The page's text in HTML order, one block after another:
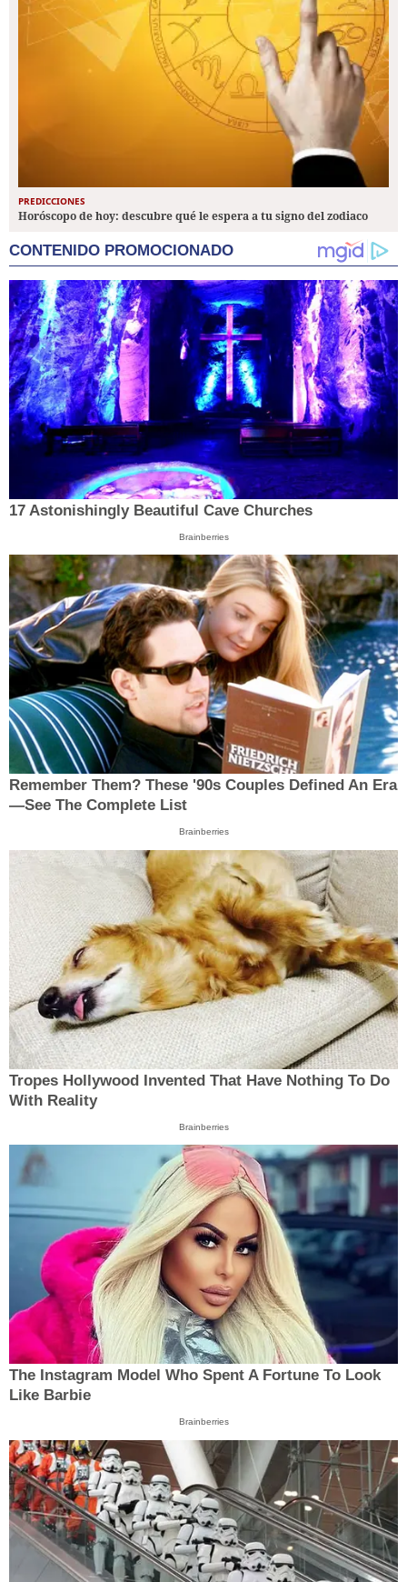
PREDICCIONES
Horóscopo de hoy: descubre qué le espera a tu signo del zodiaco
CONTENIDO PROMOCIONADO
17 Astonishingly Beautiful Cave Churches
Brainberries
Remember Them? These '90s Couples Defined An Era
—See The Complete List
Brainberries
Tropes Hollywood Invented That Have Nothing To Do
With Reality
Brainberries
The Instagram Model Who Spent A Fortune To Look
Like Barbie
Brainberries